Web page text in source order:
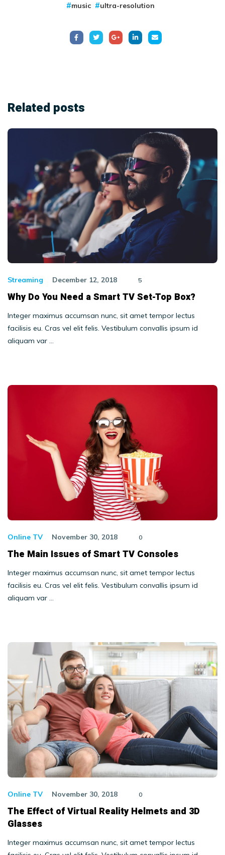
music ultra-resolution
Related posts
Streaming December 12, 2018 5
Why Do You Need a Smart TV Set-Top Box?
Integer maximus accumsan nunc, sit amet tempor lectus
facilisis eu. Cras vel elit felis. Vestibulum convallis ipsum id
aliquam var …
Online TV November 30, 2018 0
The Main Issues of Smart TV Consoles
Integer maximus accumsan nunc, sit amet tempor lectus
facilisis eu. Cras vel elit felis. Vestibulum convallis ipsum id
aliquam var …
Online TV November 30, 2018 0
The Effect of Virtual Reality Helmets and 3D
Glasses
Integer maximus accumsan nunc, sit amet tempor lectus